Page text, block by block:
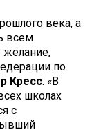
века, а
всем
по
Кресс. «В
школах
с